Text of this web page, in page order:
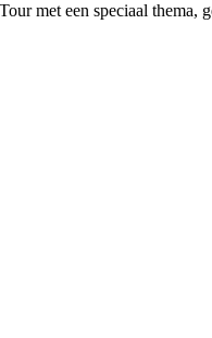
met een speciaal